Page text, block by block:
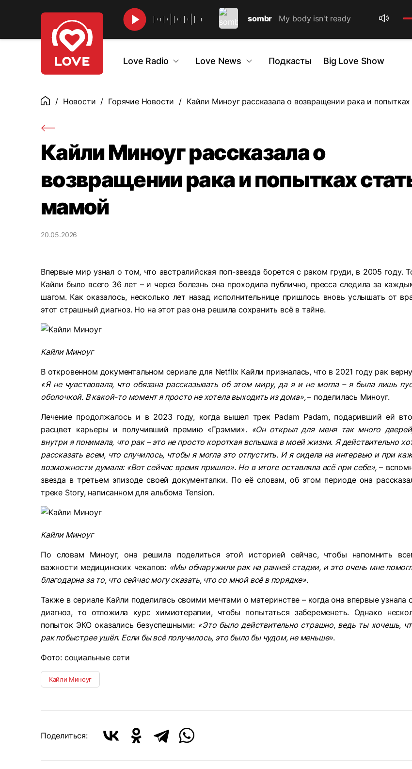
sombr My body isn't ready
Love Radio Love News Подкасты Big Love Show
ГлавнаяНовости Горячие Новости Кайли Миноуг рассказала о возвращении рака и
Кайли Миноуг рассказала о
возвращении рака и попытках
мамой
20.05.2026
Впервые мир узнал о том, что австралийская поп-звезда борется с раком груди, в 2005 году.
Кайли было всего 36 лет – и через болезнь она проходила публично, пресса следила за
шагом. Как оказалось, несколько лет назад исполнительнице пришлось вновь услышать от
этот страшный диагноз. Но на этот раз она решила сохранить всё в тайне.
Кайли Миноуг
В откровенном документальном сериале для Netflix Кайли призналась, что в 2021 году рак
«Я не чувствовала, что обязана рассказывать об этом миру, да я и не могла – я была лишь
оболочкой. В какой-то момент я просто не хотела выходить из дома»,– поделилась Миноуг.
Лечение продолжалось и в 2023 году, когда вышел трек Padam Padam, подаривший ей
расцвет карьеры и получивший премию «Грэмми». «Он открыл для меня так много
внутри я понимала, что рак – это не просто короткая вспышка в моей жизни. Я действительно
рассказать всем, что случилось, чтобы я могла это отпустить. И я сидела на интервью и при
возможности думала: «Вот сейчас время пришло». Но в итоге оставляла всё при себе»,–
звезда в третьем эпизоде своей документалки. По её словам, об этом периоде она
треке Story, написанном для альбома Tension.
Кайли Миноуг
По словам Миноуг, она решила поделиться этой историей сейчас, чтобы напомнить
важности медицинских чекапов: «Мы обнаружили рак на ранней стадии, и это очень мне
благодарна за то, что сейчас могу сказать, что со мной всё в порядке».
Также в сериале Кайли поделилась своими мечтами о материнстве – когда она впервые узнала
диагноз, то отложила курс химиотерапии, чтобы попытаться забеременеть. Однако
попыток ЭКО оказались безуспешными: «Это было действительно страшно, ведь ты хочешь,
рак побыстрее ушёл. Если бы всё получилось, это было бы чудом, не меньше».
Фото: социальные сети
Кайли Миноуг
Поделиться: